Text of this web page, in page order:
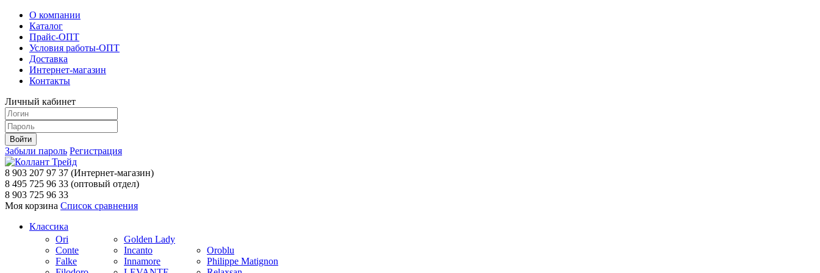
О компании
Каталог
Прайс-ОПТ
Условия работы-ОПТ
Доставка
Интернет-магазин
Контакты
Личный кабинет
Забыли пароль Регистрация
8 903 207 97 37 (Интернет-магазин)
8 495 725 96 33 (оптовый отдел)
8 903 725 96 33
Моя корзина Список сравнения
Классика
Ori
Conte
Falke
Golden Lady
Incanto
Innamore
Oroblu
Philippe Matignon